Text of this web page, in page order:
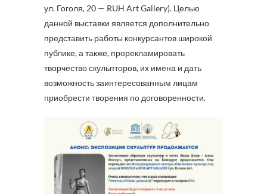
ул. Гоголя, 20 — RUH Art Gallery). Целью
данной выставки является дополнительно
представить работы конкурсантов широкой
публике, а также, прорекламировать
творчество скульпторов, их имена и дать
возможность заинтересованным лицам
приобрести творения по договоренности.